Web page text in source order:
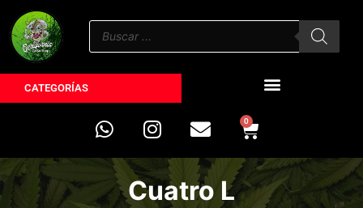
CATEGORÍAS
0
Cuatro L